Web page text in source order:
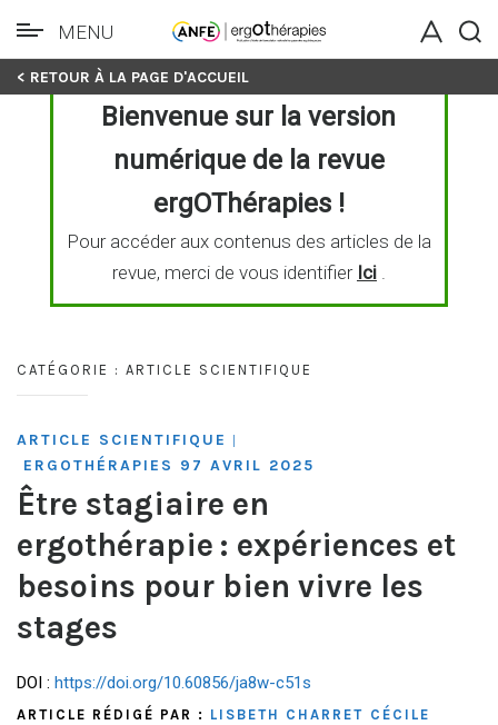
Skip
MENU
< RETOUR À LA PAGE D'ACCUEIL
Bienvenue sur la version
numérique de la revue
ergOThérapies !
Pour accéder aux contenus des articles de la
revue, merci de vous identifier Ici.
CATÉGORIE : ARTICLE SCIENTIFIQUE
ARTICLE SCIENTIFIQUE |
ERGOTHÉRAPIES 97 AVRIL 2025
Être stagiaire en
ergothérapie : expériences et
besoins pour bien vivre les
stages
DOI : https://doi.org/10.60856/ja8w-c51s
ARTICLE RÉDIGÉ PAR : LISBETH CHARRET CÉCILE